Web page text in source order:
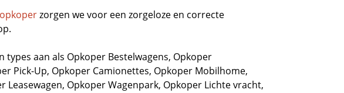
zorgen we voor een zorgeloze en correcte
types aan als Opkoper Bestelwagens, Opkoper
Pick-Up, Opkoper Camionettes, Opkoper Mobilhome,
Leasewagen, Opkoper Wagenpark, Opkoper Lichte vracht,